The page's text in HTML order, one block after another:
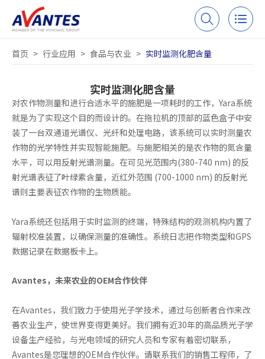
首页 > 行业应用 > 食品与农业 > 实时监测化肥含量
实时监测化肥含量
对农作物测量和进行合适水平的施肥是一项耗时的工作，Yara系统
就是为了实现这个目的而设计的。在拖拉机的顶部的蓝色盒子中安
装了一台双通道光谱仪、光纤和处理电路，该系统可以实时测量农
作物的光学特性并实现智能施肥。与施肥相关的是农作物的氮含量
水平，可以用反射光谱测量。在可见光范围内(380-740 nm) 的反
射光谱表征了叶绿素含量，近红外范围 (700-1000 nm) 的反射光
谱则主要表征农作物的生物质能。
Yara系统还包括用于实时监测的终端，特殊结构的观测机构内置了
辐射校准装置，以确保测量的准确性。系统日志把作物类型和GPS
数据记录在数据板卡上。
Avantes，未来农业的OEM合作伙伴
在Avantes，我们致力于使用光子学技术，通过与创新者合作来改
善农业生产，使世界变得更美好。我们拥有近30年的高品质光子学
设备生产经验，与光电领域的研究人员和专家有着密切联系，
Avantes是您理想的OEM合作伙伴。请联系我们的销售工程师，了